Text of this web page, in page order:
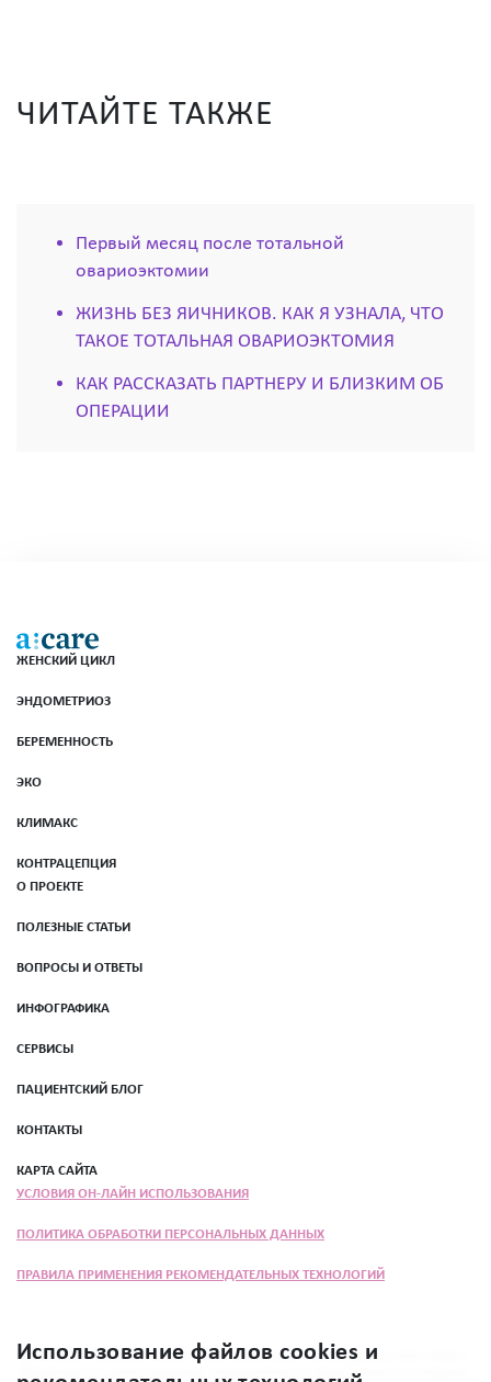
ЧИТАЙТЕ ТАКЖЕ
Первый месяц после тотальной
овариоэктомии
ЖИЗНЬ БЕЗ ЯИЧНИКОВ. КАК Я УЗНАЛА, ЧТО
ТАКОЕ ТОТАЛЬНАЯ ОВАРИОЭКТОМИЯ
КАК РАССКАЗАТЬ ПАРТНЕРУ И БЛИЗКИМ ОБ
ОПЕРАЦИИ
ЖЕНСКИЙ ЦИКЛ
ЭНДОМЕТРИОЗ
БЕРЕМЕННОСТЬ
ЭКО
КЛИМАКС
КОНТРАЦЕПЦИЯ
О ПРОЕКТЕ
ПОЛЕЗНЫЕ СТАТЬИ
ВОПРОСЫ И ОТВЕТЫ
ИНФОГРАФИКА
СЕРВИСЫ
ПАЦИЕНТСКИЙ БЛОГ
КОНТАКТЫ
КАРТА САЙТА
УСЛОВИЯ ОН-ЛАЙН ИСПОЛЬЗОВАНИЯ
ПОЛИТИКА ОБРАБОТКИ ПЕРСОНАЛЬНЫХ ДАННЫХ
ПРАВИЛА ПРИМЕНЕНИЯ РЕКОМЕНДАТЕЛЬНЫХ ТЕХНОЛОГИЙ
Программа «Женщина прежде всего» разработана при поддержке ООО «Эбботт
Лэбораториз» в целях повышения осведомлённости общественности о вопросах
Использование файлов cookies и